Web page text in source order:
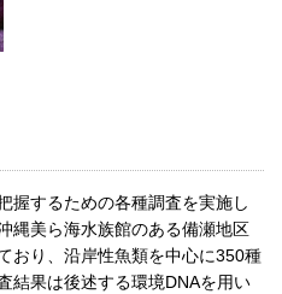
握するための各種調査を実施し
縄美ら海水族館のある備瀬地区
おり、沿岸性魚類を中心に350種
結果は後述する環境DNAを用い